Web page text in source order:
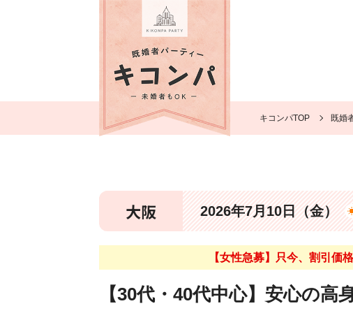
キコンパTOP 既婚
大阪 2026年7月10日（金）
【女性急募】只今、割引価
【30代・40代中心】安心の高